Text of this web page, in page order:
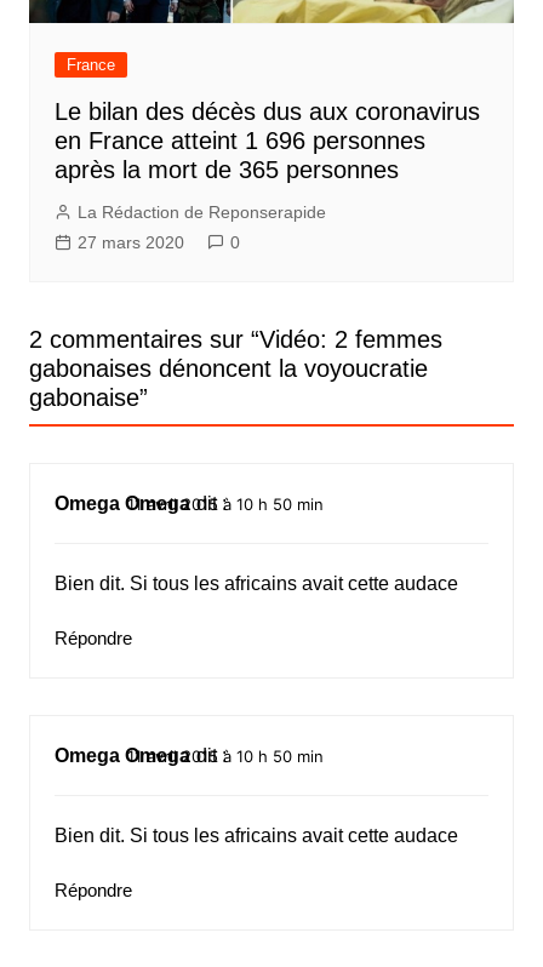
France
Le bilan des décès dus aux coronavirus
en France atteint 1 696 personnes
après la mort de 365 personnes
La Rédaction de Reponserapide
27 mars 2020
0
2 commentaires sur “Vidéo: 2 femmes
gabonaises dénoncent la voyoucratie
gabonaise”
Omega Omega dit :
11 avril 2015 à 10 h 50 min
Bien dit. Si tous les africains avait cette audace
Répondre
Omega Omega dit :
11 avril 2015 à 10 h 50 min
Bien dit. Si tous les africains avait cette audace
Répondre